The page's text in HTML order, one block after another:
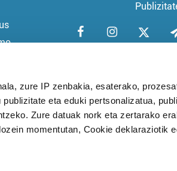
zure IP zenbakia, esaterako,
eta eduki pertsonalizatua,
Zure datuak nork eta zertarako
momentutan, Cookie deklaraziotik
Aniztasun politika